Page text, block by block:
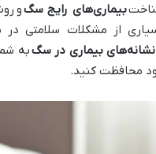
بیماری‌های رایج سگو
از مشکلات سلامتی
نشانه‌های بیماری در سگبه
محافظت کنید.